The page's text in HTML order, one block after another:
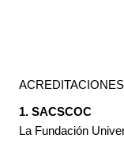
1. SACSCOC
La Fundación